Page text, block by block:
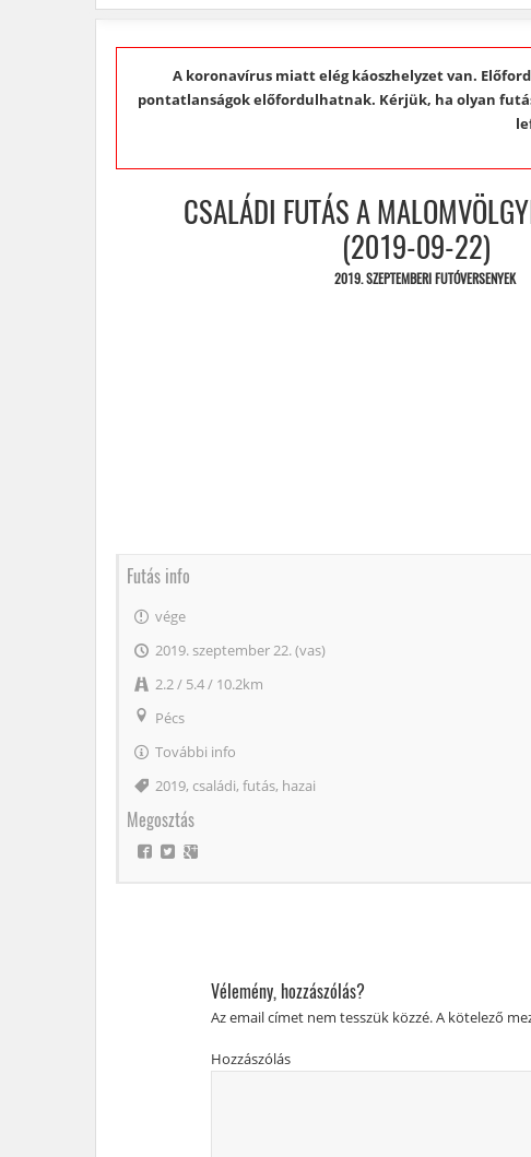
A koronavírus miatt elég káoszhelyzet van.
pontatlanságok előfordulhatnak. Kérjük, ha olyan
CSALÁDI FUTÁS A
(2019-09-22)
2019. SZEPTEMBERI FUTÓVERSENYEK
Futás info
vége
2019. szeptember 22. (vas)
2.2 / 5.4 / 10.2km
Pécs
További info
Címke
2019, családi, futás, hazai
Megosztás
Vélemény, hozzászólás?
Az email címet nem tesszük közzé.A kötelező
Hozzászólás